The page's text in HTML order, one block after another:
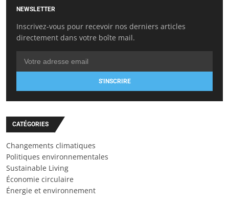
NEWSLETTER
Inscrivez-vous pour recevoir nos derniers articles
directement dans votre boîte mail.
S'INSCRIRE
CATÉGORIES
Changements climatiques
Politiques environnementales
Sustainable Living
Économie circulaire
Énergie et environnement